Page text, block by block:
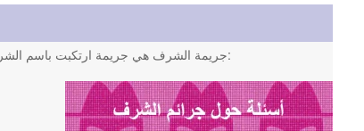
جريمة الشرف هي جريمة ارتكبت باسم. وفقًا للنشطاء، تعد الأسباب الأكثر شيوعًا لجرائم الشرف هي على سبيل المثال: